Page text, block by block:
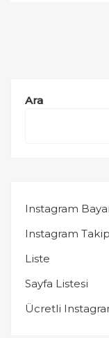
Ara
Instagram
Instagram
Liste
Sayfa Listesi
Ücretli